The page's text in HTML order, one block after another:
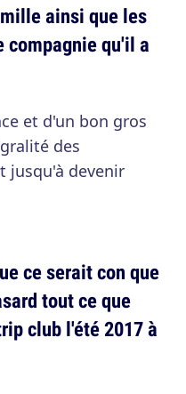
ainsi que les
compagnie qu'il a
et d'un bon gros
des
jusqu'à devenir
ce serait con que
tout ce que
club l'été 2017 à